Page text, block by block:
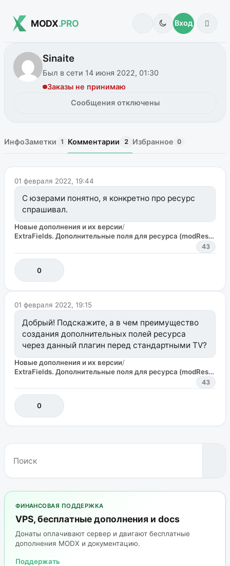
MODX.PRO Вход
Sinaite
Был в сети 14 июня 2022, 01:30
Заказы не принимаю
Сообщения отключены
ИнфоЗаметки 1 Комментарии 2 Избранное 0
01 февраля 2022, 19:44
С юзерами понятно, я конкретно про ресурс
спрашивал.
Новые дополнения и их версии/
ExtraFields. Дополнительные поля для ресурса (modResource) и пользователя (modUserProfile).
43
0
01 февраля 2022, 19:15
Добрый! Подскажите, а в чем преимущество
создания дополнительных полей ресурса
через данный плагин перед стандартными TV?
Новые дополнения и их версии/
ExtraFields. Дополнительные поля для ресурса (modResource) и пользователя (modUserProfile).
43
0
ФИНАНСОВАЯ ПОДДЕРЖКА
VPS, бесплатные дополнения и docs
Донаты оплачивают сервер и двигают бесплатные
дополнения MODX и документацию.
Поддержать